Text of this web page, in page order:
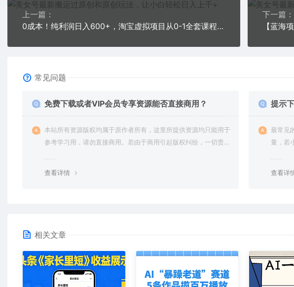
上一篇：
0成本！纯利润日入600+，淘宝虚拟项目从0-1全套课程详细实操教学
下一篇：
常见问题
免费下载或者VIP会员专享资源能否直接商用？
本站所有资源版权均属于原作者所有，这里所提供资源均只能用于
参考学习用，请勿直接商用。若由于商用引起版权纠纷，一切责任
查看详情
提示
最常见
量，若
查看详
相关文章